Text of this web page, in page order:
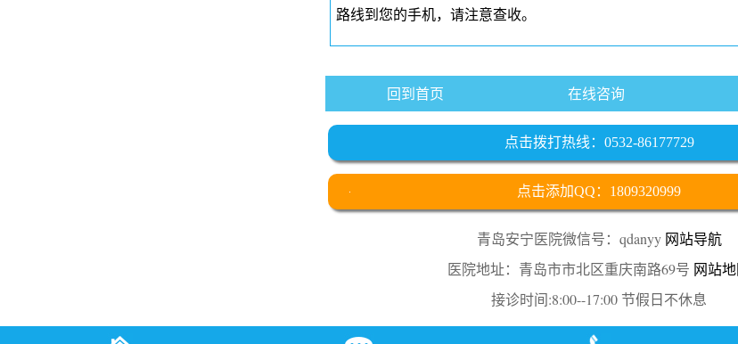
路线到您的手机，请注意查收。
回到首页 在线咨询
点击拨打热线：0532-86177729
点击添加QQ：1809320999
青岛安宁医院微信号：qdanyy 网站导航
医院地址：青岛市市北区重庆南路69号 网站
接诊时间:8:00--17:00 节假日不休息